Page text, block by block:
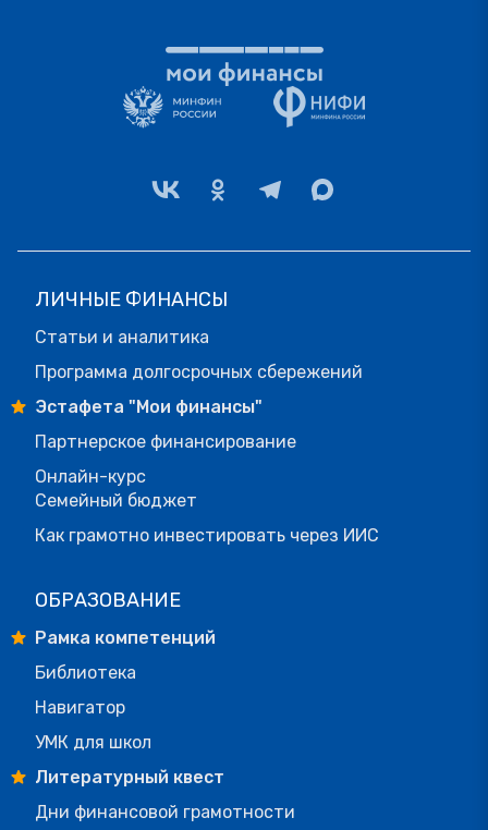
ЛИЧНЫЕ ФИНАНСЫ
Статьи и аналитика
Программа долгосрочных сбережений
Эстафета "Мои финансы"
Партнерское финансирование
Онлайн-курс
Семейный бюджет
Как грамотно инвестировать через ИИС
ОБРАЗОВАНИЕ
Рамка компетенций
Библиотека
Навигатор
УМК для школ
Литературный квест
Дни финансовой грамотности